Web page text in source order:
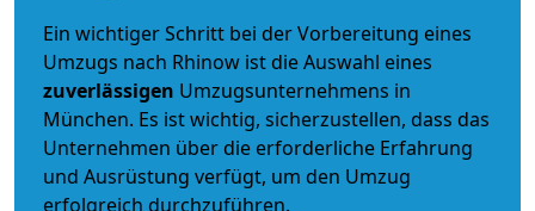
Ein wichtiger Schritt bei der Vorbereitung eines
Umzugs nach Rhinow ist die Auswahl eines
zuverlässigen Umzugsunternehmens in
München. Es ist wichtig, sicherzustellen, dass das
Unternehmen über die erforderliche Erfahrung
und Ausrüstung verfügt, um den Umzug
erfolgreich durchzuführen.